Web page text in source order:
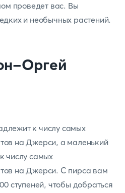
проведет вас. Вы
и необычных растений.
Оргей
к числу самых
на Джерси, а маленький
числу самых
на Джерси. С пирса вам
ступеней, чтобы добраться